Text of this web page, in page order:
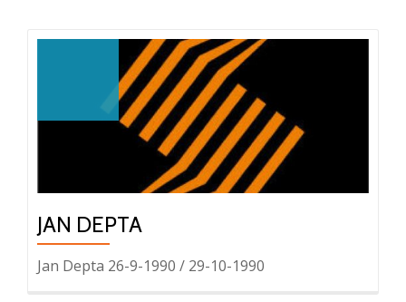
JAN DEPTA
Jan Depta 26-9-1990 / 29-10-1990